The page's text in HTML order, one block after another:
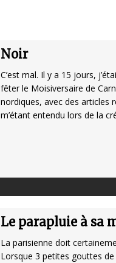
Noir
C’est mal. Il y a 15 jours,
fêter le Moisiversaire de
nordiques, avec des articles
m’étant entendu lors de la
Le parapluie à sa
La parisienne doit
Lorsque 3 petites gouttes de